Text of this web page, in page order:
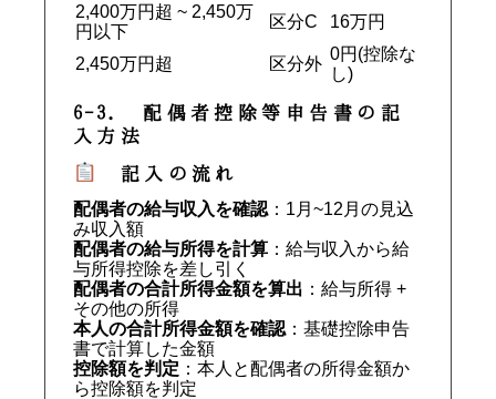
2,400万円超 ~ 2,450万
円以下
区分C 16万円
2,450万円超 区分外
0円(控除な
し)
6-3. 配偶者控除等申告書の記
入方法
記入の流れ
配偶者の給与収入を確認 ：1月~12月の見込
み収入額
配偶者の給与所得を計算 ：給与収入から給
与所得控除を差し引く
配偶者の合計所得金額を算出 ：給与所得 +
その他の所得
本人の合計所得金額を確認 ：基礎控除申告
書で計算した金額
控除額を判定 ：本人と配偶者の所得金額か
ら控除額を判定